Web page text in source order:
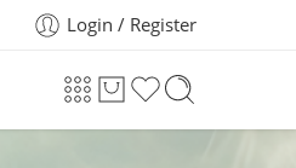
Login / Register